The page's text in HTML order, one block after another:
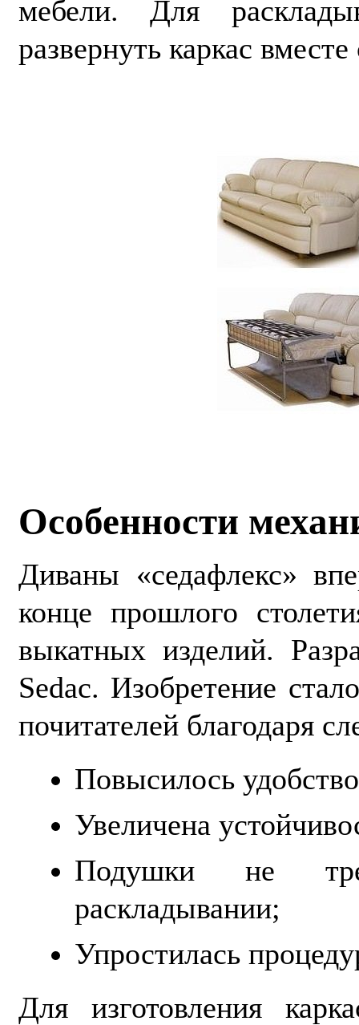
мебели. Для
развернуть каркас
Особенности
Диваны «седафлекс»
конце прошлого
выкатных изделий.
Sedac. Изобретение
почитателей благодаря
Повысилось
Увеличена
Подушки не
раскладывании;
Упростилась
Для изготовления